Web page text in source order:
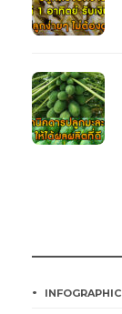
INFOGRAPHIC